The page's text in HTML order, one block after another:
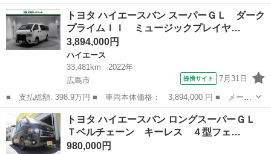
ー名： トヨタ ■ 車種名： ハイエースバン ■ グレード名： ロ
ングスーパーＧＬダークプライム２ 社外 ＳＤナビ／トヨタセーフ
ティセン...
広島 広島市 ハイエース
トヨタ ハイエースバン スーパーＧＬ ダーク
プライムＩＩ ミュージックプレイヤ…
3,894,000円
ハイエース
33,481km
2022年
広島市
提携サイト 7月31日
■ 支払総額: 398.9万円 ■ 車両本体価格： 3,894,000 円 ■ メーカ
ー名： トヨタ ■ 車種名： ハイエースバン ■ グレード名： ス
ーパーＧＬ ダークプライムＩＩ ミュージックプレイヤー接続可
バックカ...
広島 広島市 ハイエース
トヨタ ハイエースバン ロングスーパーＧＬ
Ｔベルチェーン キーレス ４型フェ…
980,000円